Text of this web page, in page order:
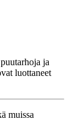
ja
luottaneet
muissa